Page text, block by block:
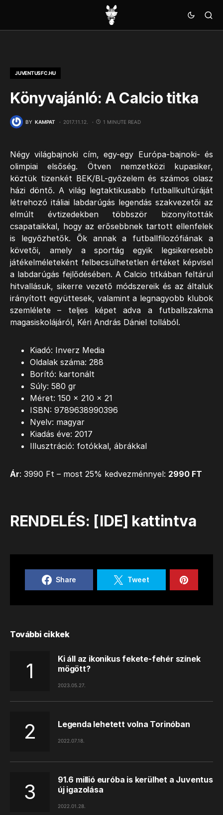
JUVENTUSFC.HU
Könyvajánló: A Calcio titka
BY KAMPAT 2017.11.12. 1 MINUTE READ
Négy világbajnoki cím, egy-egy Európa-bajnoki- és
olimpiai elsőség. Ötven nemzetközi kupasiker,
köztük tizenkét BEK/BL-győzelem és számos olasz
házi döntő. A világ legtaktikusabb futballkultúráját
létrehozó itáliai labdarúgás legendás szakvezetői az
elmúlt évtizedekben többször bizonyították
csapataikkal, hogy az erősebbnek tartott ellenfelek
is legyőzhetők. Ők annak a futballfilozófiának a
követői, amely a sportág egyik legsikeresebb
játékelméleteként felbecsülhetetlen értéket képvisel
a labdarúgás fejlődésében. A Calcio titkában feltárul
hitvallásuk, sikerre vezető módszereik és az általuk
irányított együttesek, valamint a legnagyobb klubok
szemlélete – teljes képet adva a futballszakma
magasiskolájáról, Kéri András Dániel tollából.
Kiadó: Inverz Media
Oldalak száma: 288
Borító: kartonált
Súly: 580 gr
Méret: 150 x 210 x 21
ISBN: 9789638990396
Nyelv: magyar
Kiadás éve: 2017
Illusztráció: fotókkal, ábrákkal
Ár: 3990 Ft – most 25% kedvezménnyel: 2990 FT
RENDELÉS: [IDE] kattintva
Share Tweet
További cikkek
Ki áll az ikonikus fekete-fehér színek
mögött?
2023.05.27.
Legenda lehetett volna Torinóban
2022.07.18.
91.6 millió euróba is kerülhet a Juventus
új igazolása
2022.01.28.